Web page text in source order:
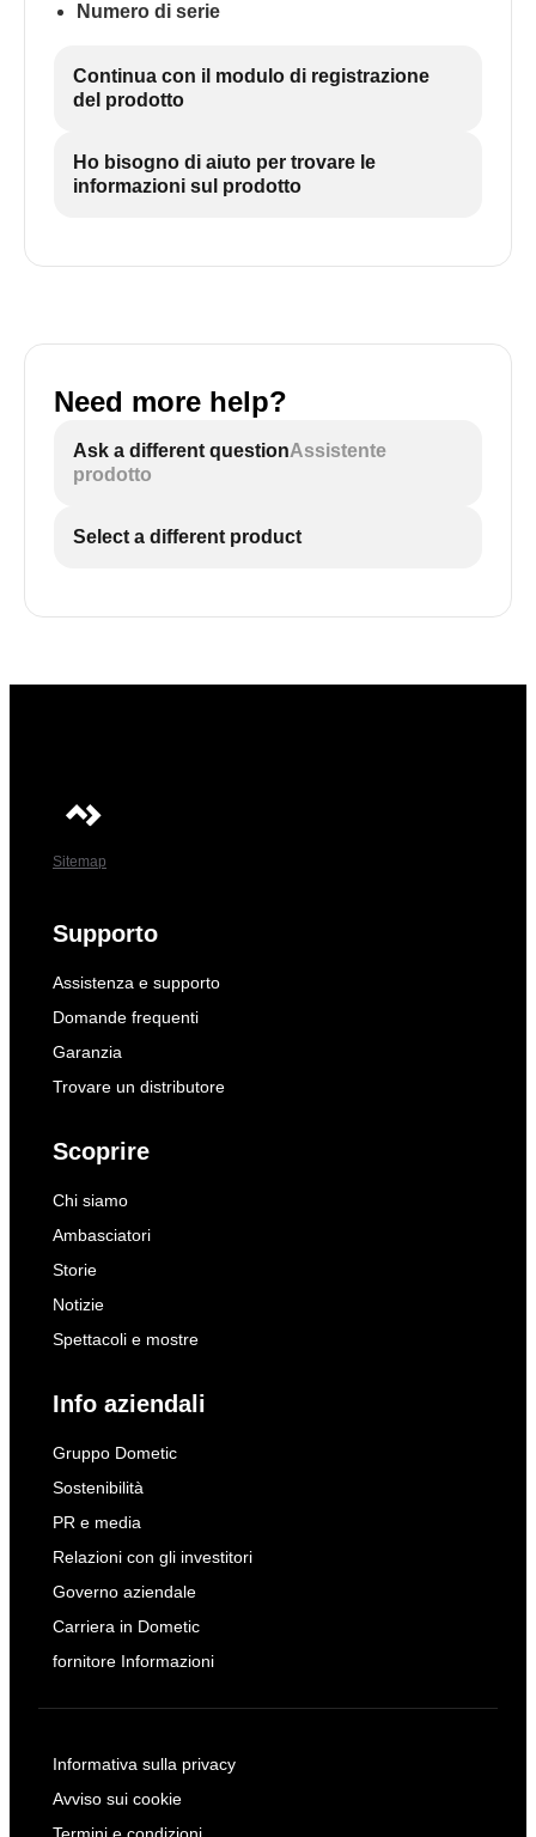
Numero di serie
Continua con il modulo di registrazione
del prodotto
Ho bisogno di aiuto per trovare le
informazioni sul prodotto
Need more help?
Ask a different questionAssistente
prodotto
Select a different product
Sitemap
Supporto
Assistenza e supporto
Domande frequenti
Garanzia
Trovare un distributore
Scoprire
Chi siamo
Ambasciatori
Storie
Notizie
Spettacoli e mostre
Info aziendali
Gruppo Dometic
Sostenibilità
PR e media
Relazioni con gli investitori
Governo aziendale
Carriera in Dometic
fornitore Informazioni
Informativa sulla privacy
Avviso sui cookie